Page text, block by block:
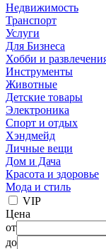
Недвижимость
Транспорт
Услуги
Для Бизнеса
Хобби и
Инструменты
Животные
Детские товары
Электроника
Спорт и отдых
Хэндмейд
Личные вещи
Дом и Дача
Красота и здоровье
Мода и стиль
VIP
Цена
от
до